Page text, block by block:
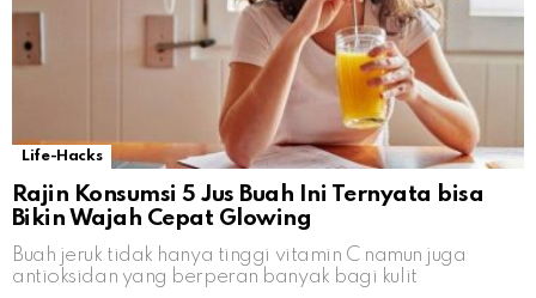
Life-Hacks
Rajin Konsumsi 5 Jus Buah Ini Ternyata bisa
Bikin Wajah Cepat Glowing
Buah jeruk tidak hanya tinggi vitamin C namun juga
antioksidan yang berperan banyak bagi kulit